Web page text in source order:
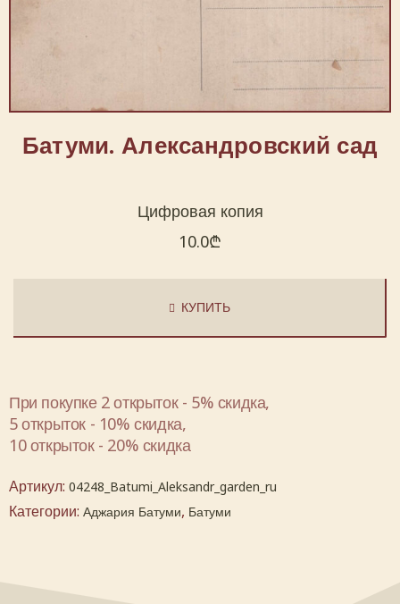
Батуми. Александровский сад
Цифровая копия
10.0₾
КУПИТЬ
При покупке 2 открыток - 5% скидка,
5 открыток - 10% скидка,
10 открыток - 20% скидка
Артикул: 04248_Batumi_Aleksandr_garden_ru
Категории: Аджария Батуми, Батуми